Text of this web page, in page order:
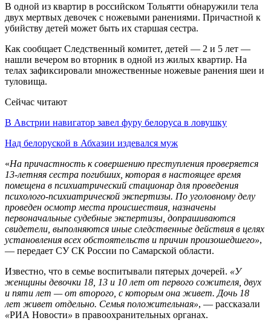
В одной из квартир в российском Тольятти обнаружили тела
двух мертвых девочек с ножевыми ранениями. Причастной к
убийству детей может быть их старшая сестра.
Как сообщает Следственный комитет, детей — 2 и 5 лет —
нашли вечером во вторник в одной из жилых квартир. На
телах зафиксировали множественные ножевые ранения шеи и
туловища.
Сейчас читают
В Австрии навигатор завел фуру белоруса в ловушку
Над белоруской в Абхазии издевался муж
«На причастность к совершению преступления проверяется
13-летняя сестра погибших, которая в настоящее время
помещена в психиатрический стационар для проведения
психолого-психиатрической экспертизы. По уголовному делу
проведен осмотр места происшествия, назначены
первоначальные судебные экспертизы, допрашиваются
свидетели, выполняются иные следственные действия в целях
установления всех обстоятельств и причин произошедшего»,
— передает СУ СК России по Самарской области.
Известно, что в семье воспитывали пятерых дочерей. «У
женщины девочки 18, 13 и 10 лет от первого сожителя, двух
и пяти лет — от второго, с которым она живет. Дочь 18
лет живет отдельно. Семья положительная», — рассказали
«РИА Новости» в правоохранительных органах.